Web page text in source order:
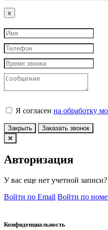
x
Я согласен на обработку
Закрыть Заказать звонок
Авторизация
У вас еще нет учетной записи?
Войти по Email Войти по
Конфиденциальность